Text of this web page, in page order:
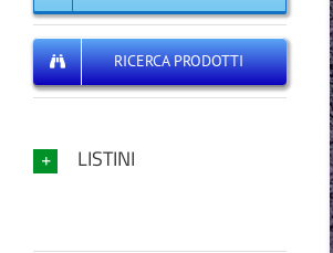
RICERCA PRODOTTI
LISTINI